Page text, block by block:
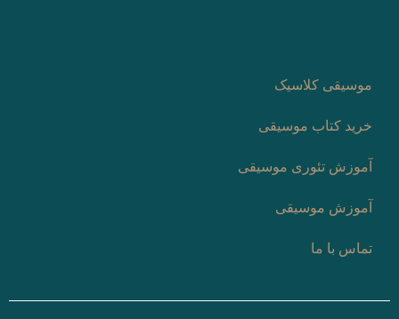
موسیقی کلاسیک
خرید کتاب موسیقی
آموزش تئوری موسیقی
آموزش موسیقی
تماس با ما